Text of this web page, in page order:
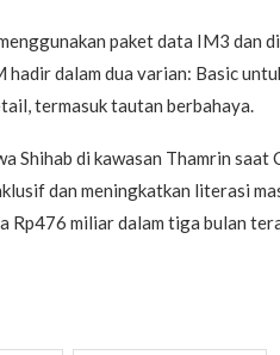
paket data IM3 dan
hadir dalam dua varian: Basic
termasuk tautan berbahaya.
Shihab di kawasan Thamrin
dan meningkatkan literasi
Rp476 miliar dalam tiga bulan